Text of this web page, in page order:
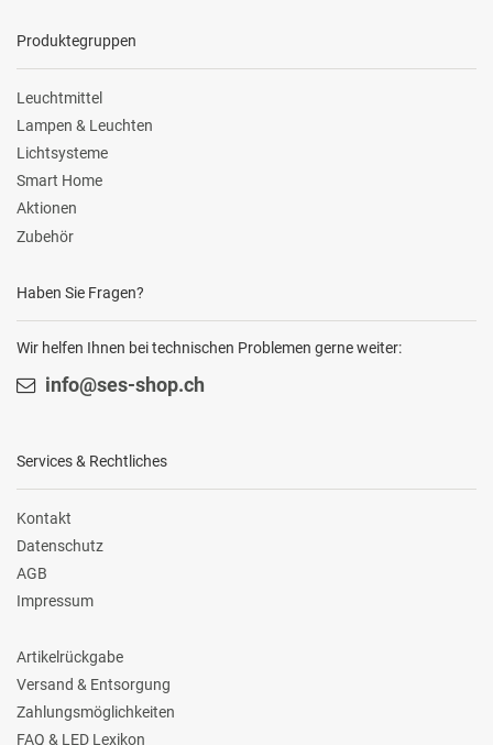
Produktegruppen
Leuchtmittel
Lampen & Leuchten
Lichtsysteme
Smart Home
Aktionen
Zubehör
Haben Sie Fragen?
Wir helfen Ihnen bei technischen Problemen gerne weiter:
info@ses-shop.ch
Services & Rechtliches
Kontakt
Datenschutz
AGB
Impressum
Artikelrückgabe
Versand & Entsorgung
Zahlungsmöglichkeiten
FAQ & LED Lexikon